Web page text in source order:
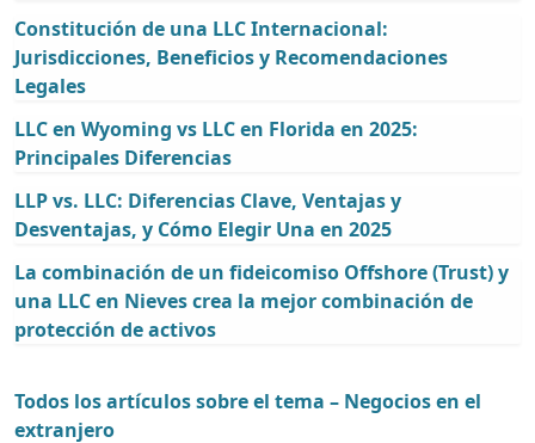
Constitución de una LLC Internacional:
Jurisdicciones, Beneficios y Recomendaciones
Legales
LLC en Wyoming vs LLC en Florida en 2025:
Principales Diferencias
LLP vs. LLC: Diferencias Clave, Ventajas y
Desventajas, y Cómo Elegir Una en 2025
La combinación de un fideicomiso Offshore (Trust) y
una LLC en Nieves crea la mejor combinación de
protección de activos
Todos los artículos sobre el tema – Negocios en el
extranjero